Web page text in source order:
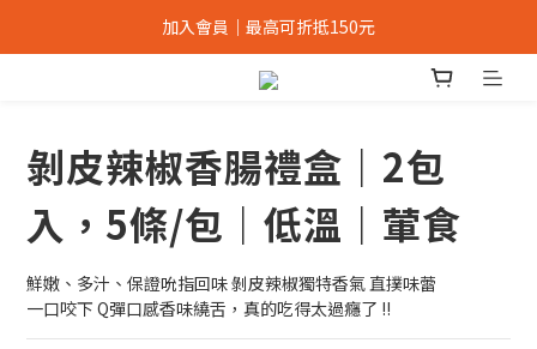
辣友評選NO.1｜經典辣椒禮盒8折
加入會員｜最高可折抵150元
辣友評選NO.1｜經典辣椒禮盒8折
剝皮辣椒香腸禮盒｜2包
入，5條/包｜低溫｜葷食
鮮嫩、多汁、保證吮指回味 剝皮辣椒獨特香氣 直撲味蕾
一口咬下 Q彈口感香味繞舌，真的吃得太過癮了 !!